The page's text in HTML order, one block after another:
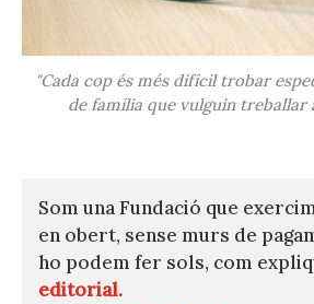
"Cada cop és més difícil trobar
de família que vulguin treballar
Som una Fundació que
en obert, sense murs de
ho podem fer sols, com
editorial.